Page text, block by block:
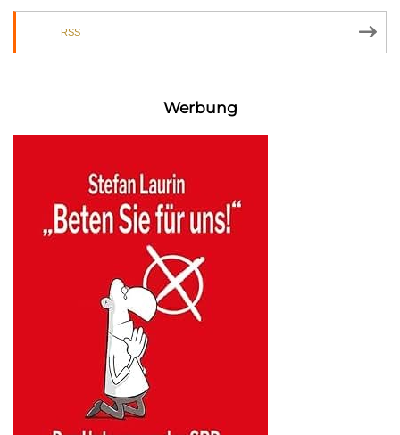
RSS
Werbung